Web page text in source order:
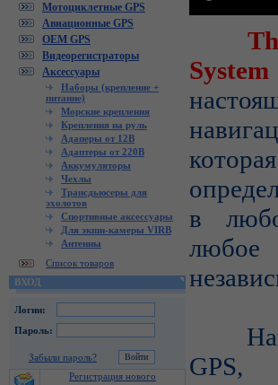
Мотоциклетные GPS
Авиационные GPS
OEM GPS
Видеорегистраторы
Аксессуары
Наборы (крепление +
питание)
Морские крепления
Крепления на руль
Адаперы от 12В
Адаптеры от 220В
Аккумуляторы
Чехлы
Трансдьюсеры для
эхолотов
Спортивные аксессуары
Для экшн-камеры VIRB
Антенны
Список товаров
ВХОД
Логин:
Пароль:
Забыли пароль?
Регистрация нового
The
в